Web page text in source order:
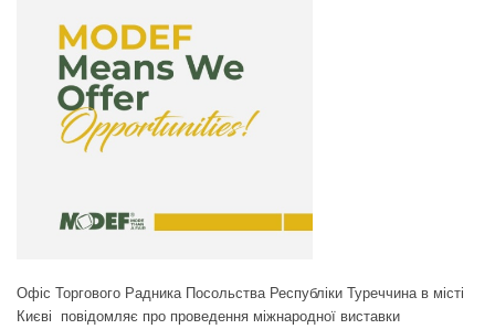
Офіс Торгового Радника Посольства Республіки Туреччина в місті
Києві повідомляє про проведення міжнародної виставки